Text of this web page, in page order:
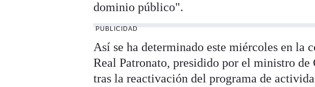
dominio público".
PUBLICIDAD
Así se ha determinado este miércoles en la
Real Patronato, presidido por el ministro
tras la reactivación del programa de